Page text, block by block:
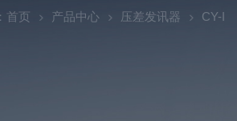
首页 产品中心 压差发讯器 CY-I